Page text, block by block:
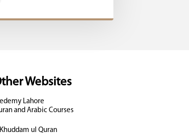
Websites
Lahore
and Arabic Courses
ul Quran